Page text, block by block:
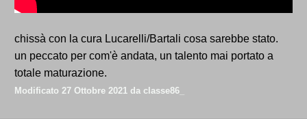
chissà con la cura Lucarelli/Bartali cosa sarebbe stato.
un peccato per com'è andata, un talento mai portato a
totale maturazione.
Modificato 27 Ottobre 2021 da classe86_